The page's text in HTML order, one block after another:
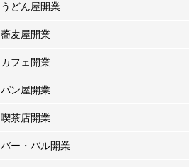
うどん屋開業
蕎麦屋開業
カフェ開業
パン屋開業
喫茶店開業
バー・バル開業